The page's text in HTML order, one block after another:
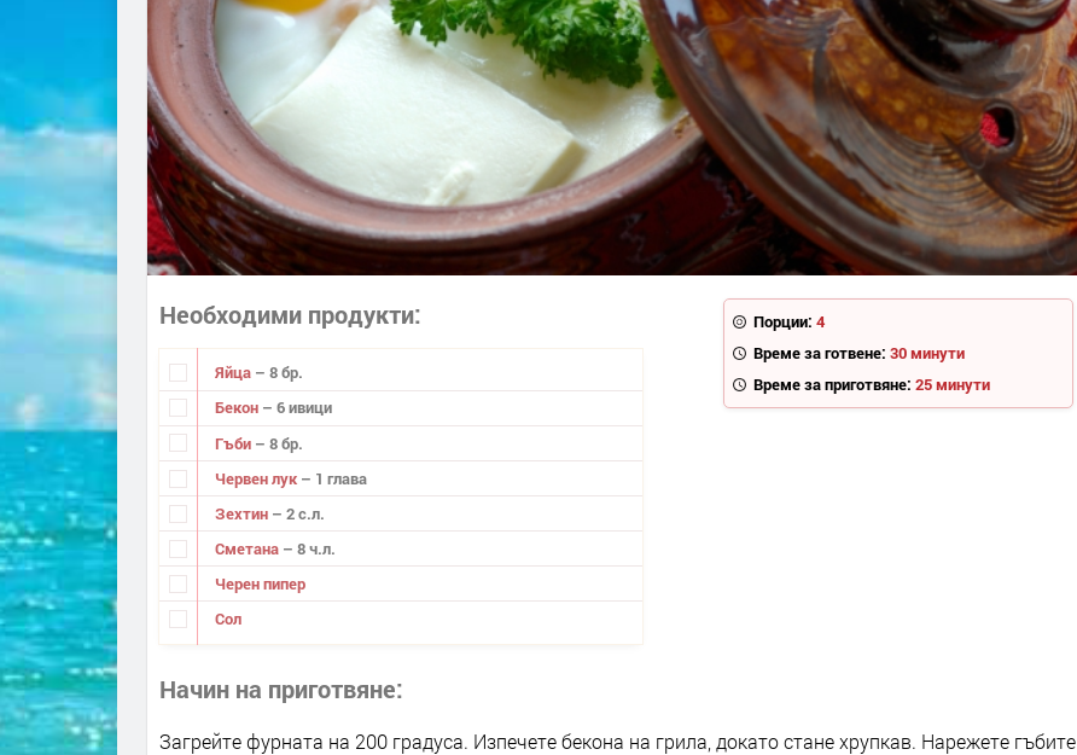
Порции: 4
Време за готвене: 30 минути
Време за приготвяне: 25 минути
Необходими продукти
Яйца – 8 бр.
Бекон – 6 ивици
Гъби – 8 бр.
Червен лук – 1 глава
Зехтин – 2 с.л.
Сметана – 8 ч.л.
Черен пипер
Сол
Начин на приготвяне
Загрейте фурната на 200 градуса. Изпечете бекона на грила, докато стане хрупкав. Нарежете гъбите